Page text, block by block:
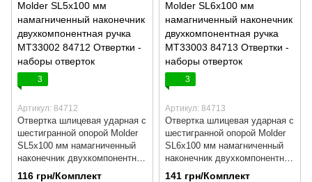
3
Артикул: 84712
Отвертка шлицевая ударная с
шестигранной опорой Molder
SL5x100 мм намагниченный
наконечник двухкомпонентная
ручка MT33002
116 грн/Комплект
3
Артикул: 84713
Отвертка шлицевая ударная с
шестигранной опорой Molder
SL6x100 мм намагниченный
наконечник двухкомпонентная
ручка MT33003
141 грн/Комплект